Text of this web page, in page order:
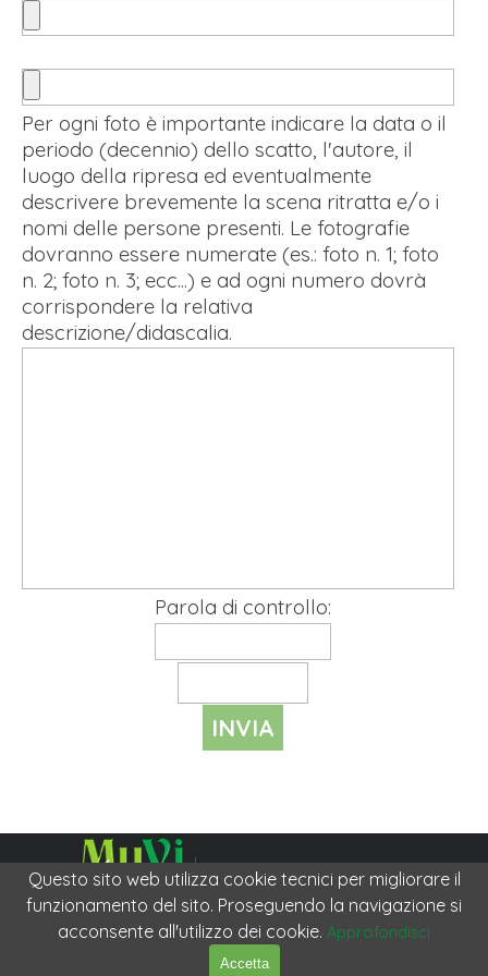
Per ogni foto è importante indicare la data o il
periodo (decennio) dello scatto, l'autore, il
luogo della ripresa ed eventualmente
descrivere brevemente la scena ritratta e/o i
nomi delle persone presenti. Le fotografie
dovranno essere numerate (es.: foto n. 1; foto
n. 2; foto n. 3; ecc...) e ad ogni numero dovrà
corrispondere la relativa
descrizione/didascalia.
Parola di controllo:
Museo Virtuale della Memoria Collettiva
© Copyright 2013 - 2026 |Tutti i diritti riservati.
PRIVACY|COOKIE
Questo sito web utilizza cookie tecnici per migliorare il
funzionamento del sito. Proseguendo la navigazione si
acconsente all'utilizzo dei cookie. Approfondisci
Accetta